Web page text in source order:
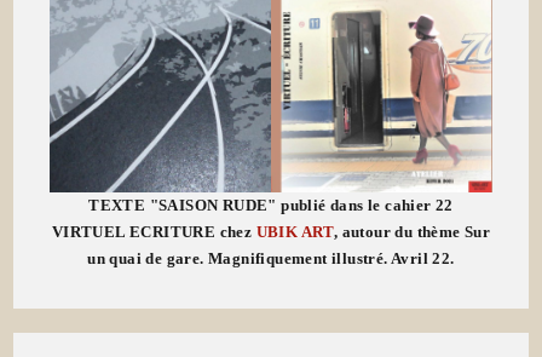
TEXTE "SAISON RUDE" publié dans le cahier 22
VIRTUEL ECRITURE chez UBIK ART, autour du thème Sur
un quai de gare. Magnifiquement illustré. Avril 22.